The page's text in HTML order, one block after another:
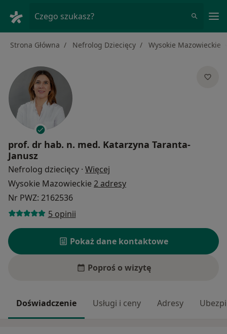
Czego szukasz?
Strona Główna Nefrolog Dziecięcy Wysokie Mazowieckie
prof. dr hab. n. med. Katarzyna Taranta-
Janusz
Nefrolog dziecięcy · Więcej
Wysokie Mazowieckie 2 adresy
Nr PWZ: 2162536
5 opinii
Pokaż dane kontaktowe
Poproś o wizytę
Doświadczenie Usługi i ceny Adresy